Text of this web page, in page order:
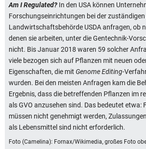
Am I Regulated? In den USA können
Forschungseinrichtungen bei der
Landwirtschaftsbehörde USDA anfragen, ob
denen sie arbeiten, unter die Gentechnik-
nicht. Bis Januar 2018 waren 59 solcher
viele bezogen sich auf Pflanzen mit neuen
Eigenschaften, die mit Genome Editing-
wurden. Bei den meisten Anfragen kam die
Ergebnis, dass die betreffenden Pflanzen im
als GVO anzusehen sind. Das bedeutet etwa:
müssen nicht genehmigt werden,
als Lebensmittel sind nicht erforderlich.
Foto (Camelina): Fornax/Wikimedia, großes Foto